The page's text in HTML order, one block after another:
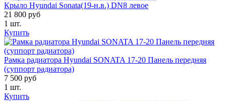
Крыло Hyundai Sonata(19-н.в.) DN8 левое
21 800 руб
1 шт.
Купить
Рамка радиатора Hyundai SONATA 17-20 Панель передняя
(суппорт радиатора)
7 500 руб
1 шт.
Купить